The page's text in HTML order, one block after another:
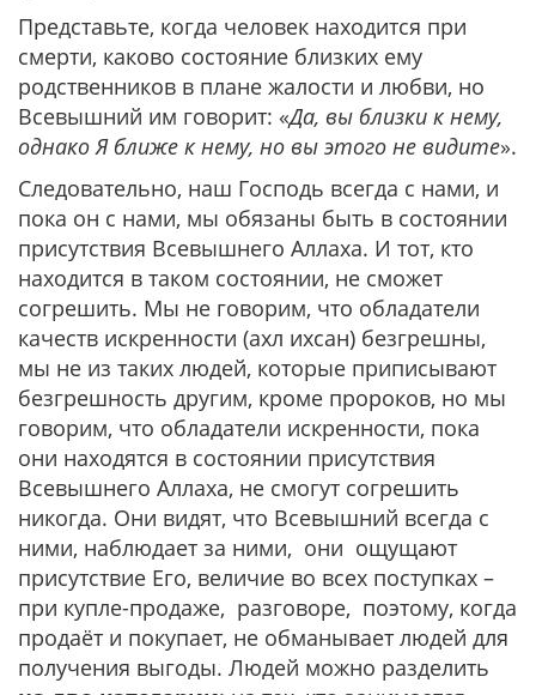
Представьте, когда человек находится при
смерти, каково состояние близких ему
родственников в плане жалости и любви, но
Всевышний им говорит: «Да, вы близки к нему,
однако Я ближе к нему, но вы этого не видите».
Следовательно, наш Господь всегда с нами, и
пока он с нами, мы обязаны быть в состоянии
присутствия Всевышнего Аллаха. И тот, кто
находится в таком состоянии, не сможет
согрешить. Мы не говорим, что обладатели
качеств искренности (ахл ихсан) безгрешны,
мы не из таких людей, которые приписывают
безгрешность другим, кроме пророков, но мы
говорим, что обладатели искренности, пока
они находятся в состоянии присутствия
Всевышнего Аллаха, не смогут согрешить
никогда. Они видят, что Всевышний всегда с
ними, наблюдает за ними, они ощущают
присутствие Его, величие во всех поступках –
при купле-продаже, разговоре, поэтому, когда
продаёт и покупает, не обманывает людей для
получения выгоды. Людей можно разделить